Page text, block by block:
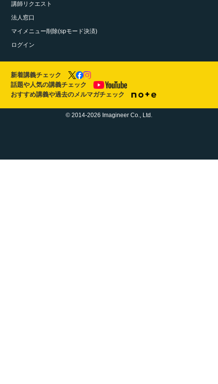
講師リクエスト
法人窓口
マイメニュー削除(spモード決済)
ログイン
新着講義チェック
話題や人気の講義チェック
おすすめ講義や過去のメルマガチェック
© 2014-2026 Imagineer Co., Ltd.